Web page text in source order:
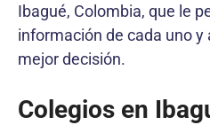
Ibagué, Colombia, que le
información de cada uno y
mejor decisión.
Colegios en